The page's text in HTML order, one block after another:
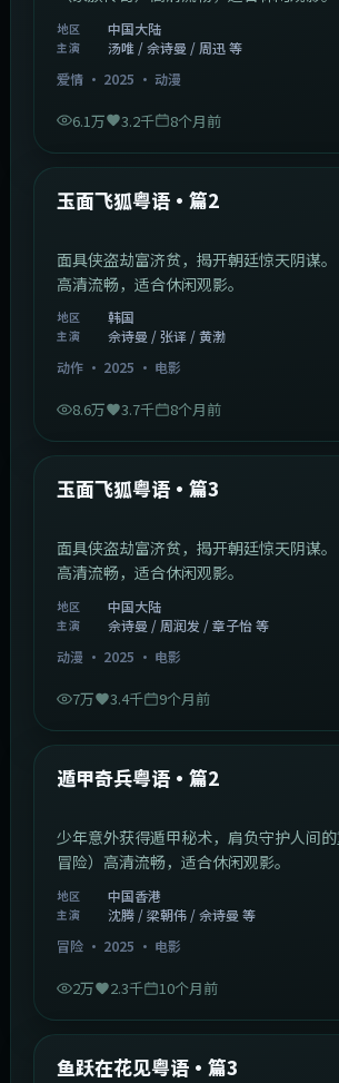
地区 中国大陆
主演
汤唯 / 佘诗曼 / 周迅 等
爱情· 2025 · 动漫
6.1万 3.2千 8个月前
最新
玉面飞狐粤语·篇2
面具侠盗劫富济贫，揭开朝廷惊天阴谋。
高清流畅，适合休闲观影。
地区 韩国
主演
佘诗曼 / 张译 / 黄渤
动作· 2025 · 电影
8.6万 3.7千 8个月前
最新
玉面飞狐粤语·篇3
面具侠盗劫富济贫，揭开朝廷惊天阴谋。
高清流畅，适合休闲观影。
地区 中国大陆
主演
佘诗曼 / 周润发 / 章子怡 等
动漫 · 2025 · 电影
7万 3.4千 9个月前
最新
遁甲奇兵粤语·篇2
少年意外获得遁甲秘术，肩负守护人间
冒险）高清流畅，适合休闲观影。
地区 中国香港
主演
沈腾 / 梁朝伟 / 佘诗曼 等
冒险· 2025 · 电影
2万 2.3千 10个月前
最新
鱼跃在花见粤语·篇3